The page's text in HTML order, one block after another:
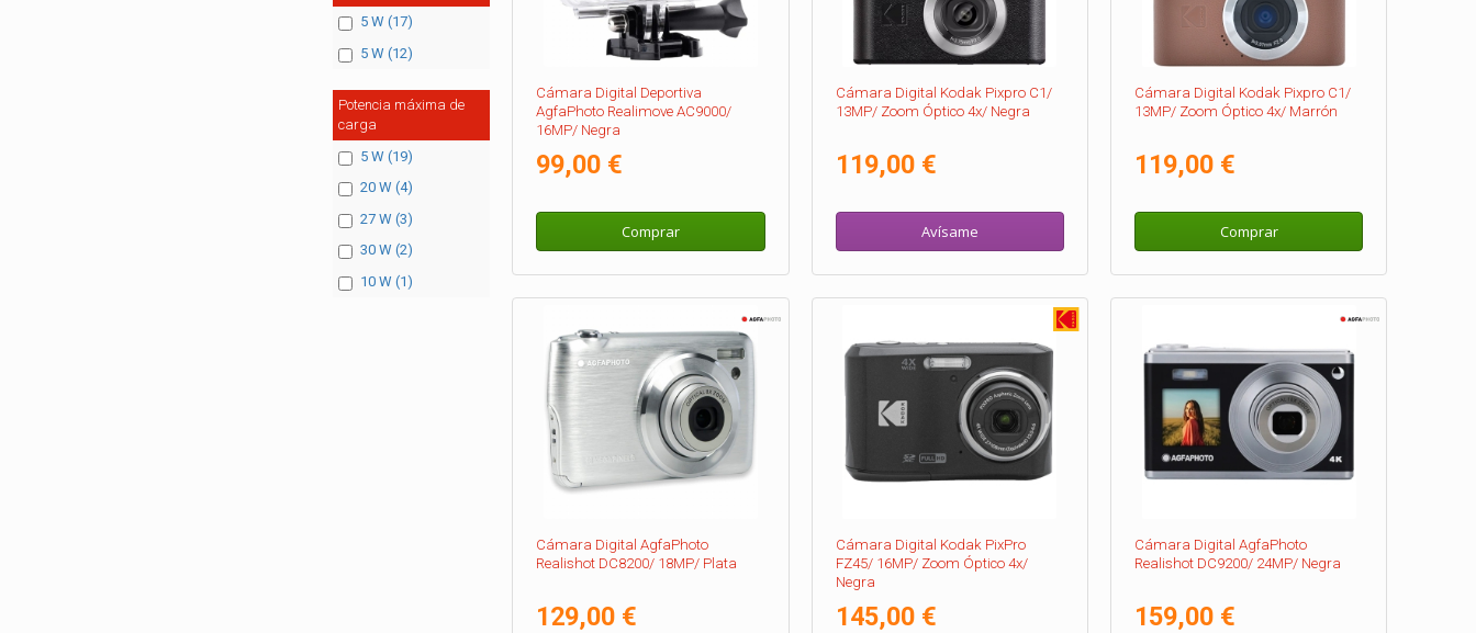
5 W (17)
5 W (12)
Potencia máxima de
carga
5 W (19)
20 W (4)
27 W (3)
30 W (2)
10 W (1)
Cámara Digital Deportiva
AgfaPhoto Realimove AC9000/
16MP/ Negra
99,00 €
Comprar
Cámara Digital Kodak Pixpro C1/
13MP/ Zoom Óptico 4x/ Negra
119,00 €
Avísame
Cámara Digital Kodak Pixpro C1/
13MP/ Zoom Óptico 4x/ Marrón
119,00 €
Comprar
Cámara Digital AgfaPhoto
Realishot DC8200/ 18MP/ Plata
129,00 €
Cámara Digital Kodak PixPro
FZ45/ 16MP/ Zoom Óptico 4x/
Negra
145,00 €
Cámara Digital AgfaPhoto
Realishot DC9200/ 24MP/ Negra
159,00 €